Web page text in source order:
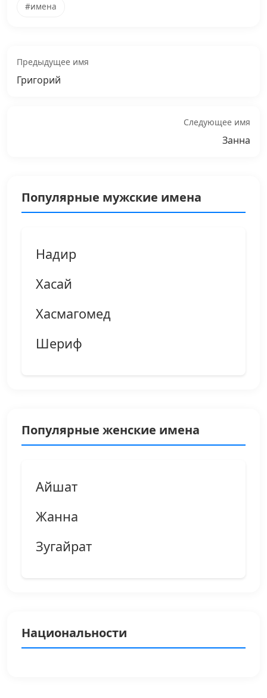
#имена
Предыдущее имя
Григорий
Следующее имя
Занна
Популярные мужские имена
Надир
Хасай
Хасмагомед
Шериф
Популярные женские имена
Айшат
Жанна
Зугайрат
Национальности